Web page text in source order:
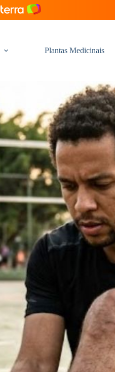
Plantas Medicinais